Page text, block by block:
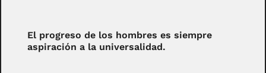
El progreso de los hombres es siempre
aspiración a la universalidad.